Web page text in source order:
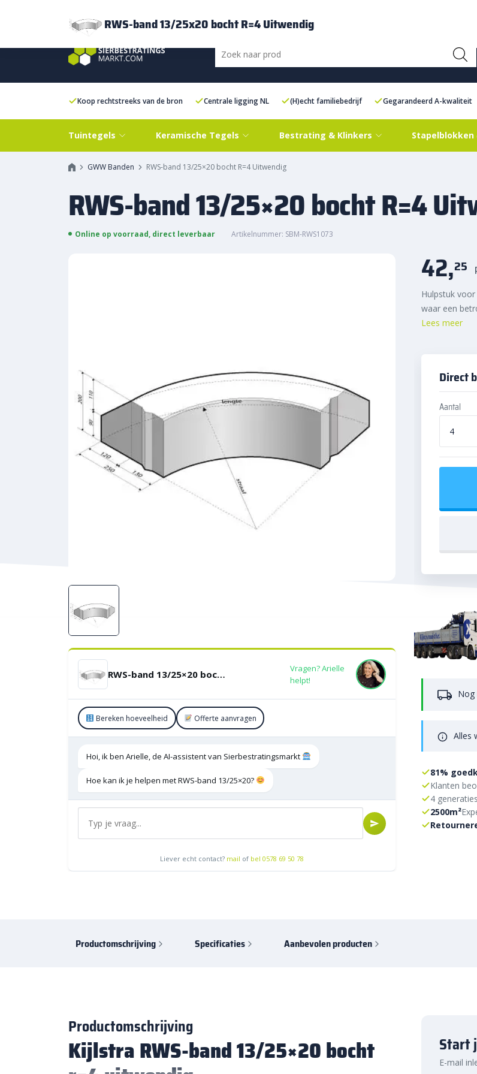
Koop rechtstreeks van de bron Centrale ligging NL (H)echt familiebedrijf Gegarandeerd A-kwaliteit
Tuintegels Keramische Tegels Bestrating & Klinkers Stapelblokken
GWW Banden RWS-band 13/25×20 bocht R=4 Uitwendig
RWS-band 13/25×20 bocht R=4
Online op voorraad, direct leverbaar Artikelnummer: SBM-RWS1073
RWS-band 13/25×20 bocht R=4 Uitwendig
Vragen? Arielle
helpt!
Bereken hoeveelheid Offerte aanvragen
Hoi, ik ben Arielle, de AI-assistent van Sierbestratingsmarkt
Hoe kan ik je helpen met RWS-band 13/25×20?
Liever echt contact? mail of bel 0578 69 50 78
42,25
Hulpstuk
waar een
Lees meer
Direct
Aantal
Nog
Alles
81%
Klanten
4
2500m²
Productomschrijving Specificaties Aanbevolen producten
Productomschrijving
Kijlstra RWS-band 13/25×20 bocht Start
E-mail
RWS-band 13/25x20 bocht R=4 Uitwendig